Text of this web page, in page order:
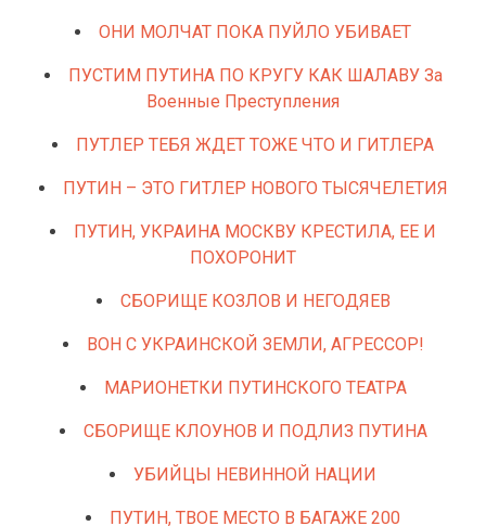
ОНИ МОЛЧАТ ПОКА ПУЙЛО УБИВАЕТ
ПУСТИМ ПУТИНА ПО КРУГУ КАК ШАЛАВУ За
Военные Преступления
ПУТЛЕР ТЕБЯ ЖДЕТ ТОЖЕ ЧТО И ГИТЛЕРА
ПУТИН – ЭТО ГИТЛЕР НОВОГО ТЫСЯЧЕЛЕТИЯ
ПУТИН, УКРАИНА МОСКВУ КРЕСТИЛА, ЕЕ И
ПОХОРОНИТ
СБОРИЩЕ КОЗЛОВ И НЕГОДЯЕВ
ВОН С УКРАИНСКОЙ ЗЕМЛИ, АГРЕССОР!
МАРИОНЕТКИ ПУТИНСКОГО ТЕАТРА
СБОРИЩЕ КЛОУНОВ И ПОДЛИЗ ПУТИНА
УБИЙЦЫ НЕВИННОЙ НАЦИИ
ПУТИН, ТВОЕ МЕСТО В БАГАЖЕ 200